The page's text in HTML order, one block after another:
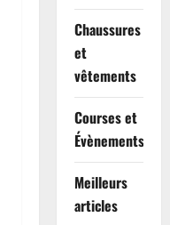
Chaussures
et
vêtements
Courses et
Évènements
Meilleurs
articles